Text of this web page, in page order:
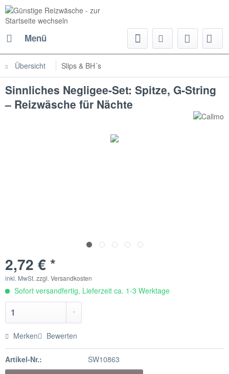
Menü
Übersicht Slips & BH´s
Sinnliches Negligee-Set: Spitze, G-String
– Reizwäsche für Nächte
2,72 € *
inkl. MwSt. zzgl. Versandkosten
Sofort versandfertig, Lieferzeit ca. 1-3 Werktage
Merken Bewerten
Artikel-Nr.: SW10863